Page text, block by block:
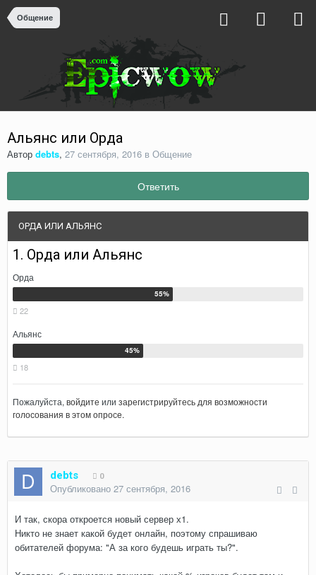
Общение
Альянс или Орда
Автор debts, 27 сентября, 2016 в Общение
Ответить
ОРДА ИЛИ АЛЬЯНС
1. Орда или Альянс
Орда
22
Альянс
18
Пожалуйста, войдите или зарегистрируйтесь для возможности
голосования в этом опросе.
debts 0
Опубликовано 27 сентября, 2016
И так, скора откроется новый сервер х1.
Никто не знает какой будет онлайн, поэтому спрашиваю
обитателей форума: "А за кого будешь играть ты?".